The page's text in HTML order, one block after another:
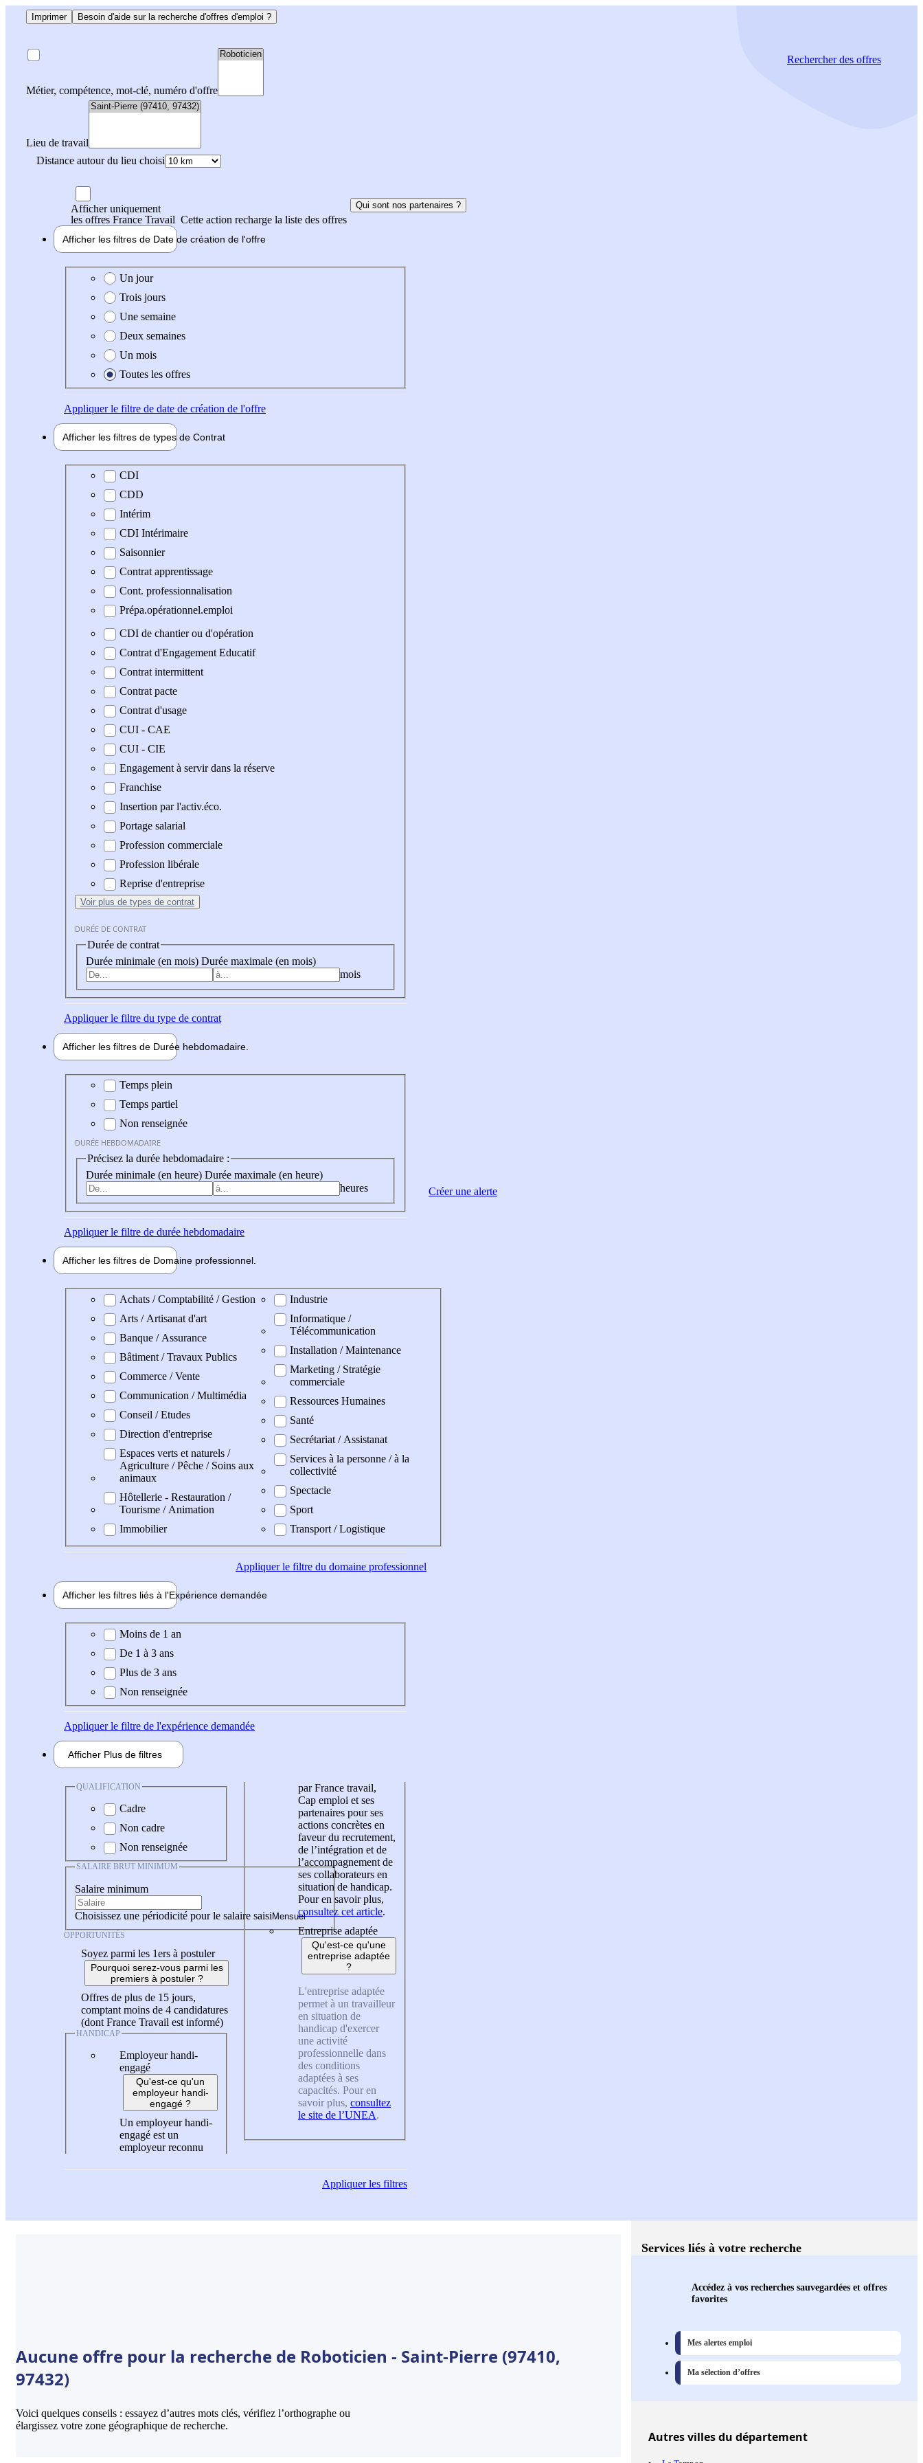
Imprimer Besoin d'aide sur la recherche d'offres d'emploi ?
Métier, compétence, mot-clé, numéro d'offre
Lieu de travail
Distance autour du lieu choisi
Rechercherdes offres
Afficher uniquement
les offres France Travail Cette action recharge la liste des offres
Qui sont nos partenaires ?
Afficher les filtres de Date de création de l'offre
Date de création de l'offre
Un jour
Trois jours
Une semaine
Deux semaines
Un mois
Toutes les offres
Appliquerle filtre de date de création de l'offre
Afficher les filtres de types de Contrat
Type de contrat
CDI
CDD
Intérim
CDI Intérimaire
Saisonnier
Contrat apprentissage
Cont. professionnalisation
Prépa.opérationnel.emploi
CDI de chantier ou d'opération
Contrat d'Engagement Educatif
Contrat intermittent
Contrat pacte
Contrat d'usage
CUI - CAE
CUI - CIE
Engagement à servir dans la réserve
Franchise
Insertion par l'activ.éco.
Portage salarial
Profession commerciale
Profession libérale
Reprise d'entreprise
Voir plus de types de contrat
DURÉE DE CONTRAT
Durée de contrat
Durée minimale (en mois) Durée maximale (en mois)
mois
Appliquerle filtre du type de contrat
Afficher les filtres de Durée hebdomadaire
Durée hebdomadaire
Temps plein
Temps partiel
Non renseignée
DURÉE HEBDOMADAIRE
Précisez la durée hebdomadaire :
Durée minimale (en heure) Durée maximale (en heure)
heures
Appliquerle filtre de durée hebdomadaire
Afficher les filtres de Domaine professionnel
Domaine professionel
Achats / Comptabilité / Gestion
Arts / Artisanat d'art
Banque / Assurance
Bâtiment / Travaux Publics
Commerce / Vente
Communication / Multimédia
Conseil / Etudes
Direction d'entreprise
Espaces verts et naturels /
Agriculture / Pêche / Soins aux
animaux
Hôtellerie - Restauration /
Tourisme / Animation
Immobilier
Industrie
Informatique /
Télécommunication
Installation / Maintenance
Marketing / Stratégie
commerciale
Ressources Humaines
Santé
Secrétariat / Assistanat
Services à la personne / à la
collectivité
Spectacle
Sport
Transport / Logistique
Appliquerle filtre du domaine professionnel
Afficher les filtres liés à l'Expérience demandée
Expérience demandée
Moins de 1 an
De 1 à 3 ans
Plus de 3 ans
Non renseignée
Appliquerle filtre de l'expérience demandée
Afficher Plus de filtres
QUALIFICATION
Cadre
Non cadre
Non renseignée
SALAIRE BRUT MINIMUM
Salaire minimum
Choisissez une périodicité pour le salaire saisi
OPPORTUNITÉS
Soyez parmi les 1ers à postuler
Pourquoi serez-vous parmi les
premiers à postuler ?
Offres de plus de 15 jours,
comptant moins de 4 candidatures
(dont France Travail est informé)
HANDICAP
Employeur handi-
engagé
Qu'est-ce qu'un
employeur handi-
engagé ?
Un employeur handi-
engagé est un
employeur reconnu
par France travail,
Cap emploi et ses
partenaires pour ses
actions concrètes en
faveur du recrutement,
de l’intégration et de
l’accompagnement de
ses collaborateurs en
situation de handicap.
Pour en savoir plus,
consultez cet article.
Entreprise adaptée
Qu'est-ce qu'une
entreprise adaptée
?
L'entreprise adaptée
permet à un travailleur
en situation de
handicap d'exercer
une activité
professionnelle dans
des conditions
adaptées à ses
capacités. Pour en
savoir plus, consultez
le site de l’UNEA.
Appliquerles filtres
Créer une alerte
Aucune offre pour la recherche de Roboticien - Saint-Pierre (97410,
97432)
Voici quelques conseils : essayez d’autres mots clés, vérifiez l’orthographe ou
élargissez votre zone géographique de recherche.
Services liés à votre recherche
Accédez à vos recherches sauvegardées et offres
favorites
Mes alertes emploi
Ma sélection d’offres
Autresvillesdu département